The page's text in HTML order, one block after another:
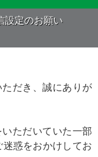
設定のお願い
だき、誠にありが
ただいていた一部
惑をおかけしてお